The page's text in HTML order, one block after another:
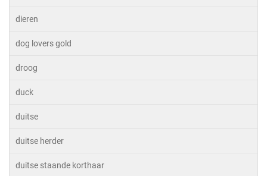
dieren
dog lovers gold
droog
duck
duitse
duitse herder
duitse staande korthaar